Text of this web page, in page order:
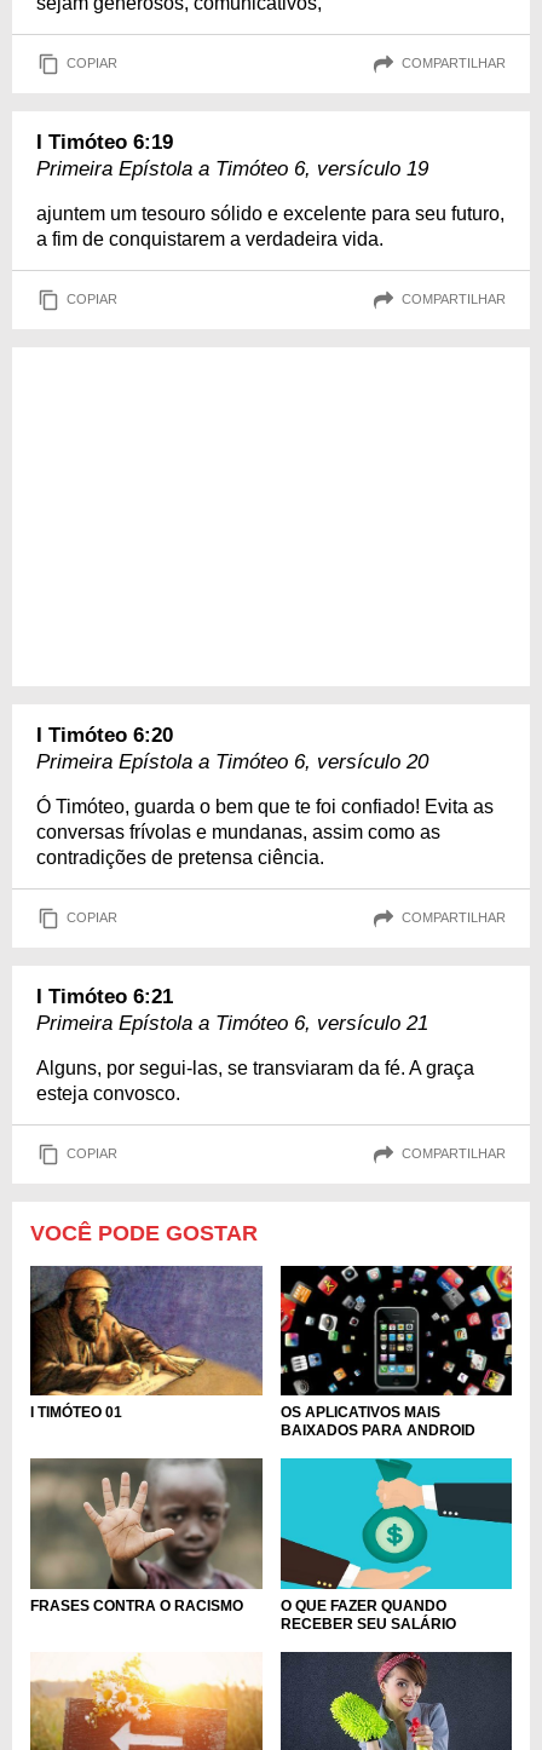
COPIAR COMPARTILHAR
I Timóteo 6:19
Primeira Epístola a Timóteo 6, versículo 19
ajuntem um tesouro sólido e excelente para seu futuro,
a fim de conquistarem a verdadeira vida.
COPIAR COMPARTILHAR
I Timóteo 6:20
Primeira Epístola a Timóteo 6, versículo 20
Ó Timóteo, guarda o bem que te foi confiado! Evita as
conversas frívolas e mundanas, assim como as
contradições de pretensa ciência.
COPIAR COMPARTILHAR
I Timóteo 6:21
Primeira Epístola a Timóteo 6, versículo 21
Alguns, por segui-las, se transviaram da fé. A graça
esteja convosco.
COPIAR COMPARTILHAR
VOCÊ PODE GOSTAR
I TIMÓTEO 01
OS APLICATIVOS MAIS
BAIXADOS PARA ANDROID
FRASES CONTRA O RACISMO
O QUE FAZER QUANDO
RECEBER SEU SALÁRIO